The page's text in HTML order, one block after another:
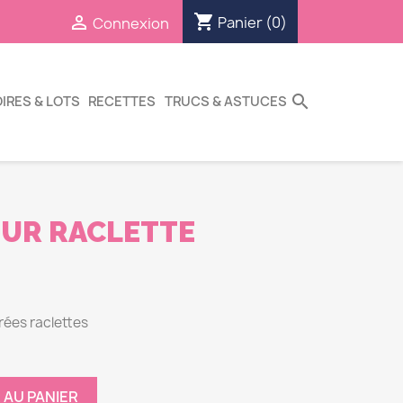
 Connexion shopping_cart Panier (0)
& LOTS RECETTES TRUCS & ASTUCES search
RACLETTE
raclettes
PANIER